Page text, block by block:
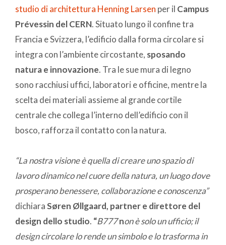
studio di architettura Henning Larsen per il Campus
Prévessin del CERN. Situato lungo il confine tra
Francia e Svizzera, l’edificio dalla forma circolare si
integra con l’ambiente circostante, sposando
natura e innovazione. Tra le sue mura di legno
sono racchiusi uffici, laboratori e officine, mentre la
scelta dei materiali assieme al grande cortile
centrale che collega l’interno dell’edificio con il
bosco, rafforza il contatto con la natura.
“La nostra visione è quella di creare uno spazio di
lavoro dinamico nel cuore della natura, un luogo dove
prosperano benessere, collaborazione e conoscenza”
dichiaraSøren Øllgaard, partner e direttore del
design dello studio. “B777non è solo un ufficio; il
design circolare lo rende un simbolo e lo trasforma in